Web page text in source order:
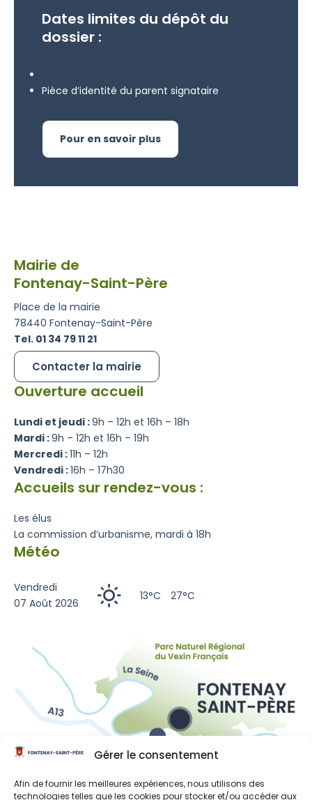
Gérer le consentement
Afin de fournir les meilleures expériences, nous utilisons des
technologies telles que les cookies pour stocker et/ou accéder aux
Dates limites du dépôt du
dossier :
Pièce d’identité du parent signataire
Pour en savoir plus
Mairie de
Fontenay-Saint-Père
Place de la mairie
78440 Fontenay-Saint-Père
Tel. 01 34 79 11 21
Contacter la mairie
Ouverture accueil
Lundi et jeudi :9h – 12h et 16h – 18h
Mardi :9h – 12h et 16h – 19h
Mercredi :11h – 12h
Vendredi :16h – 17h30
Accueils sur rendez-vous :
Les élus
La commission d’urbanisme, mardi à 18h
Météo
Vendredi
07 Août 2026
13°C 27°C
Liens utiles